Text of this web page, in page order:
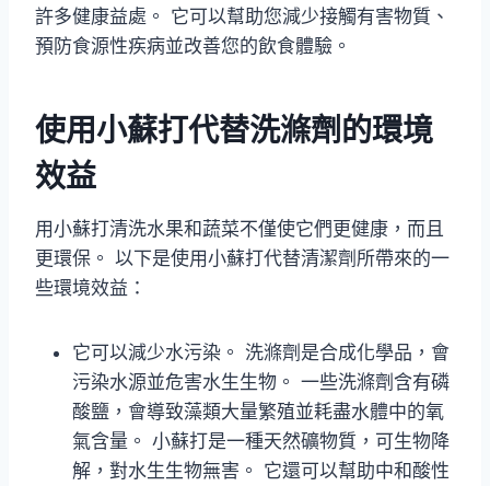
許多健康益處。 它可以幫助您減少接觸有害物質、
預防食源性疾病並改善您的飲食體驗。
使用小蘇打代替洗滌劑的環境
效益
用小蘇打清洗水果和蔬菜不僅使它們更健康，而且
更環保。 以下是使用小蘇打代替清潔劑所帶來的一
些環境效益：
它可以減少水污染。 洗滌劑是合成化學品，會
污染水源並危害水生生物。 一些洗滌劑含有磷
酸鹽，會導致藻類大量繁殖並耗盡水體中的氧
氣含量。 小蘇打是一種天然礦物質，可生物降
解，對水生生物無害。 它還可以幫助中和酸性